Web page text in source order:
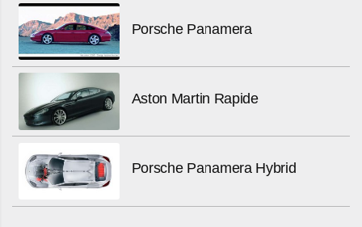
Porsche Panamera
Aston Martin Rapide
Porsche Panamera Hybrid